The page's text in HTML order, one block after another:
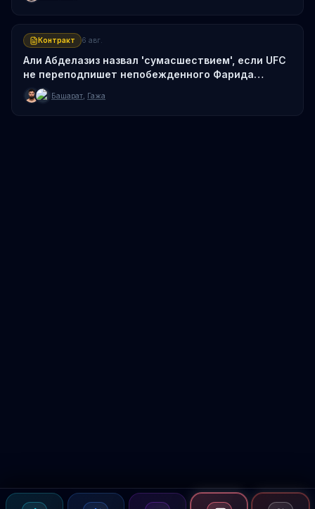
Контракт 6 авг.
Али Абделазиз назвал 'сумасшествием', если UFC
не переподпишет непобежденного Фарида
Башарата
Башарат Гажа